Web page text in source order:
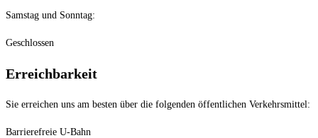
Samstag und Sonntag:
Geschlossen
Erreichbarkeit
Sie erreichen uns am besten über die folgenden öffentlichen Verkehrsmittel:
Barrierefreie U-Bahn